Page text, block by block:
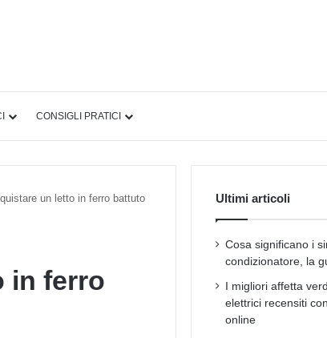
CONSIGLI PRATICI
un letto in ferro battuto
in ferro
Ultimi articoli
Cosa significano i
condizionatore, la
I migliori affetta
elettrici recensiti
online